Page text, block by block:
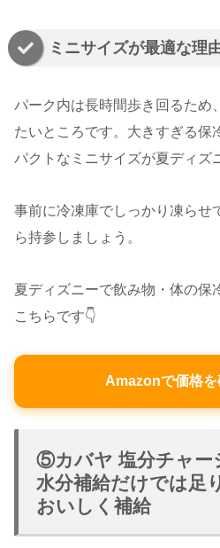
ミニサイズが最適な理
パーク内は長時間歩き回るため
たいところです。大きすぎる保
パクトなミニサイズが夏ディズ
事前に冷凍庫でしっかり凍らせ
ら持参しましょう。
夏ディズニーで飲み物・体の保
こちらです👇
Amazonで価格
⑤カバヤ 塩分チャー
水分補給だけでは足
おいしく補給